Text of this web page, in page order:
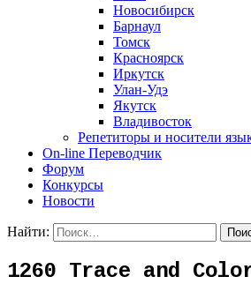
Новосибирск
Барнаул
Томск
Красноярск
Иркутск
Улан-Удэ
Якутск
Владивосток
Репетиторы и носители
On-line Переводчик
Форум
Конкурсы
Новости
Найти:
1260 Trace and